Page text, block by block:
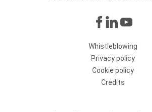
Whistleblowing
Privacy policy
Cookie policy
Credits